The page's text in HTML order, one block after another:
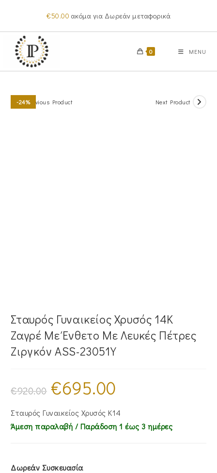
content
€50.00 ακόμα για Δωρεάν μεταφορικά
0 MENU
-24%Previous Product Next Product
Σταυρός Γυναικείος Χρυσός 14Κ
Ζαγρέ Με Ένθετο Με Λευκές Πέτρες
Ζιργκόν ΑSS-23051Υ
€920.00
Original
price
was:
€695.00
€695.00.
Σταυρός Γυναικείος Χρυσός Κ14
Άμεση παραλαβή / Παράδoση 1 έως 3 ημέρες
Δωρεάν Συσκευασία